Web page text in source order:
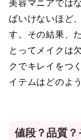
美容マニアでは
ばいけないほど
す。その結果、
とってメイクは
クでキレイをつ
イテムはどのよ
値段？品質？